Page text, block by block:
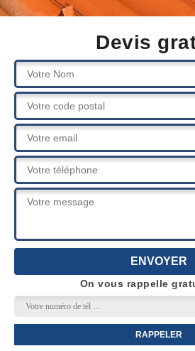
Devis
On vous rappelle